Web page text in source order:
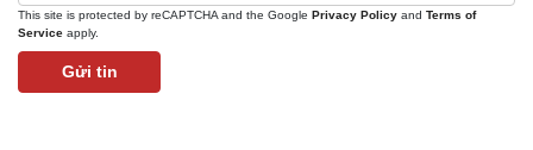
Kinh tế
Bất động sản
Khởi nghiệp
Thị trường
This site is protected by reCAPTCHA and the Google Privacy Policy and Terms of
Service apply.
Gửi tin